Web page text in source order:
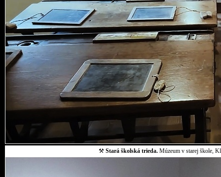
⚒ Stará školská trieda. Múzeum v starej škole,